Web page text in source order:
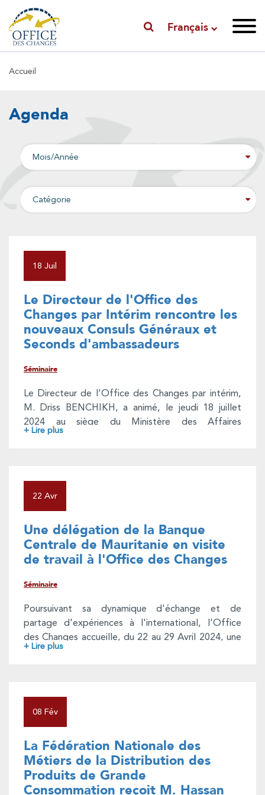
Français
Fil
Accueil
Agenda
18 Juil
Le Directeur de l'Office des
Changes par Intérim rencontre les
nouveaux Consuls Généraux et
Seconds d'ambassadeurs
Séminaire
Le Directeur de l’Office des Changes par intérim,
M. Driss BENCHIKH, a animé, le jeudi 18 juillet
2024 au siège du Ministère des Affaires
étrangères, de la Coopération Africaine et des
l'année 2024.
A cette occasion, M. BENCHIKH a passé en revue
les principales dispositions réglementaires
régissant les opérations de change. ll a ,
également, explicité les modalités de mise en
œuvre de l’Opération de Régularisation
Spontanée au titre des avoirs et liquidités détenus
+ Lire plus
22 Avr
Une délégation de la Banque
Centrale de Mauritanie en visite
de travail à l'Office des Changes
Séminaire
Poursuivant sa dynamique d'échange et de
partage d'expériences à l'international, l'Office
des Changes accueille, du 22 au 29 Avril 2024, une
délégation de la Banque Centrale de Mauritanie en
+ Lire plus
08 Fév
La Fédération Nationale des
Métiers de la Distribution des
Produits de Grande
Consommation reçoit M. Hassan